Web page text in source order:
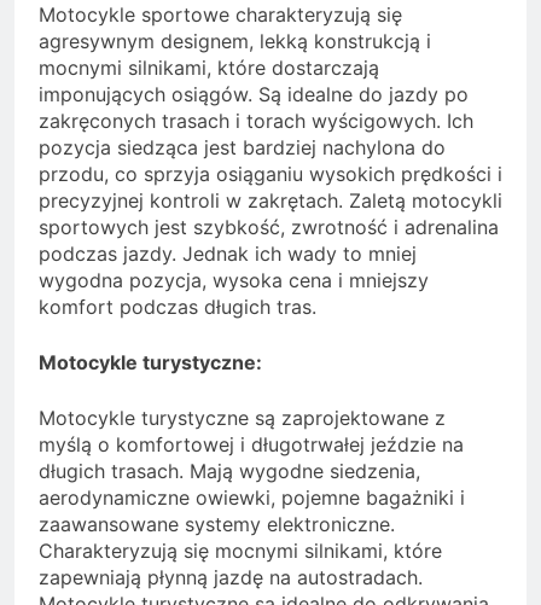
Motocykle sportowe charakteryzują się
agresywnym designem, lekką konstrukcją i
mocnymi silnikami, które dostarczają
imponujących osiągów. Są idealne do jazdy po
zakręconych trasach i torach wyścigowych. Ich
pozycja siedząca jest bardziej nachylona do
przodu, co sprzyja osiąganiu wysokich prędkości i
precyzyjnej kontroli w zakrętach. Zaletą motocykli
sportowych jest szybkość, zwrotność i adrenalina
podczas jazdy. Jednak ich wady to mniej
wygodna pozycja, wysoka cena i mniejszy
komfort podczas długich tras.
Motocykle turystyczne:
Motocykle turystyczne są zaprojektowane z
myślą o komfortowej i długotrwałej jeździe na
długich trasach. Mają wygodne siedzenia,
aerodynamiczne owiewki, pojemne bagażniki i
zaawansowane systemy elektroniczne.
Charakteryzują się mocnymi silnikami, które
zapewniają płynną jazdę na autostradach.